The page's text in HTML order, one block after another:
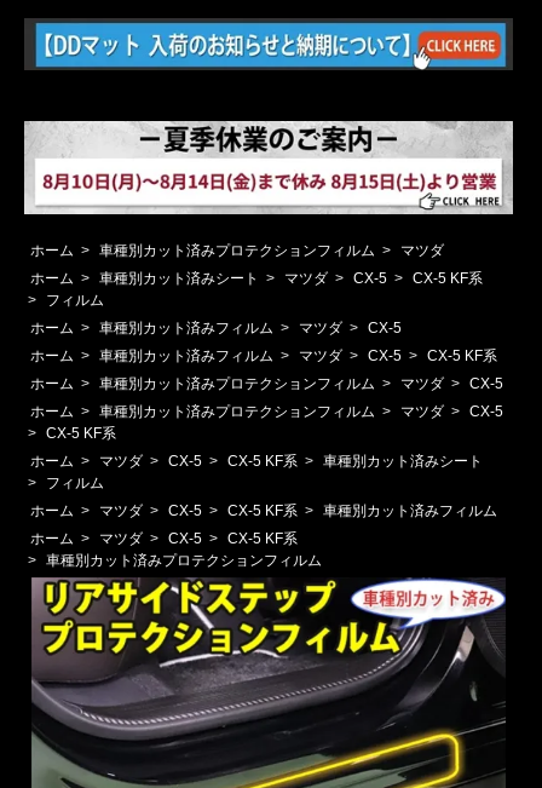
ホーム > 車種別カット済みプロテクションフィルム >
マツダ
ホーム > 車種別カット済みシート > マツダ > CX-5 > CX-5 KF系
>
フィルム
ホーム > 車種別カット済みフィルム > マツダ > CX-5
ホーム > 車種別カット済みフィルム > マツダ > CX-5 > CX-5 KF系
ホーム > 車種別カット済みプロテクションフィルム > マツダ > CX-5
ホーム > 車種別カット済みプロテクションフィルム > マツダ > CX-5
> CX-5 KF系
ホーム > マツダ > CX-5 > CX-5 KF系 > 車種別カット済みシート
>
フィルム
ホーム > マツダ > CX-5 > CX-5 KF系 > 車種別カット済みフィルム
ホーム > マツダ > CX-5 > CX-5 KF系
> 車種別カット済みプロテクションフィルム